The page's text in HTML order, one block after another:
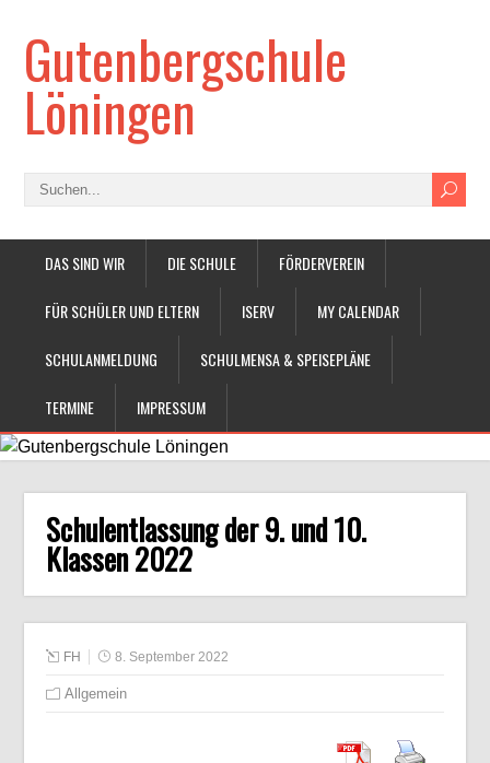
Gutenbergschule
Löningen
DAS SIND WIR DIE SCHULE FÖRDERVEREIN
FÜR SCHÜLER UND ELTERN ISERV MY CALENDAR
SCHULANMELDUNG SCHULMENSA & SPEISEPLÄNE
TERMINE IMPRESSUM
Schulentlassung der 9. und 10.
Klassen 2022
FH 8. September 2022
Allgemein